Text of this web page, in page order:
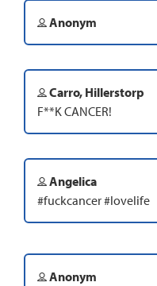
Anonym
Carro, Hillerstorp
F**K CANCER!
Angelica
#fuckcancer #lovelife
Anonym